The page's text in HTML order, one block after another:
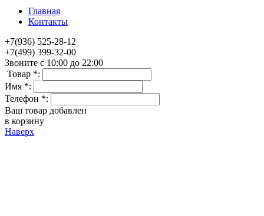
Главная
Контакты
+7(936) 525-28-12
+7(499) 399-32-00
Звоните с 10:00 до 22:00
Товар *:
Имя *:
Телефон *:
Ваш товар добавлен
в корзину
Наверх